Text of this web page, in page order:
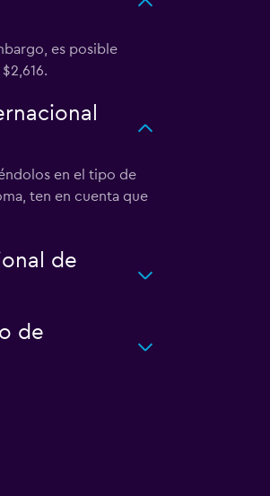
es posible
en el tipo de
ten en cuenta que
de
de